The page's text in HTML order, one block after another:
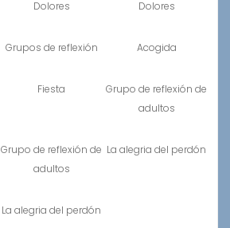
Dolores
Dolores
Grupos de reflexión Acogida
Fiesta
Grupo de reflexión de
adultos
Grupo de reflexión de
adultos
La alegria del perdón
La alegria del perdón